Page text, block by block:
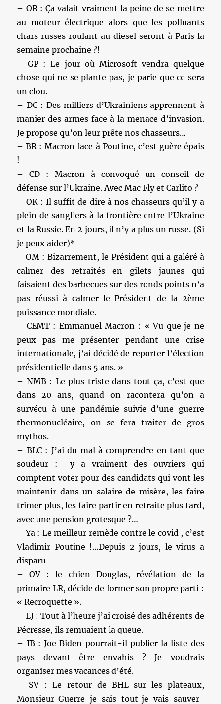
– OR : Ça valait vraiment la peine de se mettre
au moteur électrique alors que les polluants
chars russes roulant au diesel seront à Paris la
semaine prochaine ?!
– GP : Le jour où Microsoft vendra quelque
chose qui ne se plante pas, je parie que ce sera
un clou.
– DC : Des milliers d’Ukrainiens apprennent à
manier des armes face à la menace d’invasion.
Je propose qu’on leur prête nos chasseurs…
– BR : Macron face à Poutine, c’est guère épais
!
– CD : Macron à convoqué un conseil de
défense sur l’Ukraine. Avec Mac Fly et Carlito ?
– OK : Il suffit de dire à nos chasseurs qu’il y a
plein de sangliers à la frontière entre l’Ukraine
et la Russie. En 2 jours, il n’y a plus un russe. (Si
je peux aider)*
– OM : Bizarrement, le Président qui a galéré à
calmer des retraités en gilets jaunes qui
faisaient des barbecues sur des ronds points n’a
pas réussi à calmer le Président de la 2ème
puissance mondiale.
– CEMT : Emmanuel Macron : « Vu que je ne
peux pas me présenter pendant une crise
internationale, j’ai décidé de reporter l’élection
présidentielle dans 5 ans. »
– NMB : Le plus triste dans tout ça, c’est que
dans 20 ans, quand on racontera qu’on a
survécu à une pandémie suivie d’une guerre
thermonucléaire, on se fera traiter de gros
mythos.
– BLC : J’ai du mal à comprendre en tant que
soudeur : y a vraiment des ouvriers qui
comptent voter pour des candidats qui vont les
maintenir dans un salaire de misère, les faire
trimer plus, les faire partir en retraite plus tard,
avec une pension grotesque ?…
– Ya : Le meilleur remède contre le covid , c’est
Vladimir Poutine !…Depuis 2 jours, le virus a
disparu.
– OV : le chien Douglas, révélation de la
primaire LR, décide de former son propre parti :
« Recroquette ».
– LJ : Tout à l’heure j’ai croisé des adhérents de
Pécresse, ils remuaient la queue.
– IB : Joe Biden pourrait-il publier la liste des
pays devant être envahis ? Je voudrais
organiser mes vacances d’été.
– SV : Le retour de BHL sur les plateaux,
Monsieur Guerre-je-sais-tout je-vais-sauver-